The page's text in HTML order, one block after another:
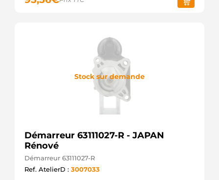
Stock sur demande
Démarreur 63111027-R - JAPAN
Rénové
Démarreur 63111027-R
Ref. AtelierD : 3007033